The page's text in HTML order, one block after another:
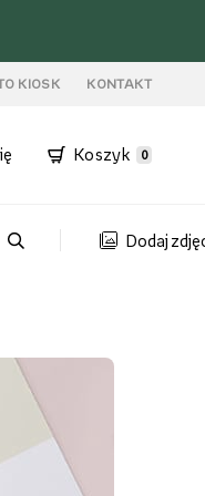
KIOSK KONTAKT
Koszyk 0
Dodaj